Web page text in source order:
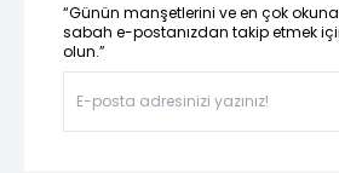
“Günün manşetlerini ve en çok
sabah e-postanızdan takip etmek
olun.”